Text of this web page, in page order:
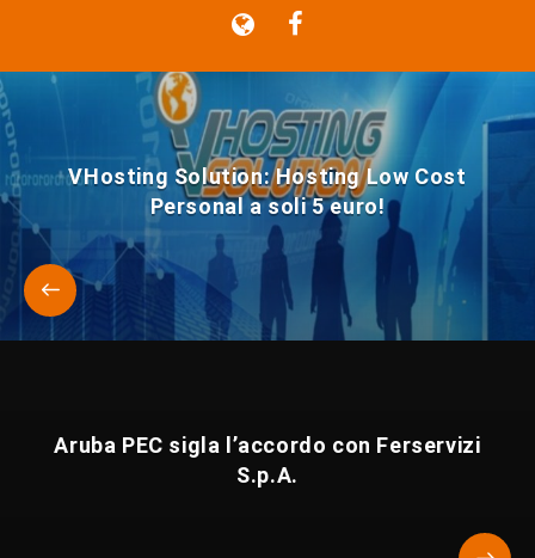
VHosting Solution: Hosting Low Cost
Personal a soli 5 euro!
Aruba PEC sigla l’accordo con Ferservizi
S.p.A.